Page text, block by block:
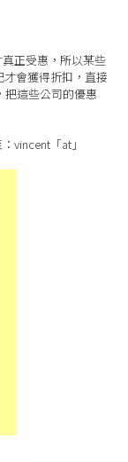
正受惠，所以某些
會獲得折扣，直接
把這些公司的優惠
vincent「at」